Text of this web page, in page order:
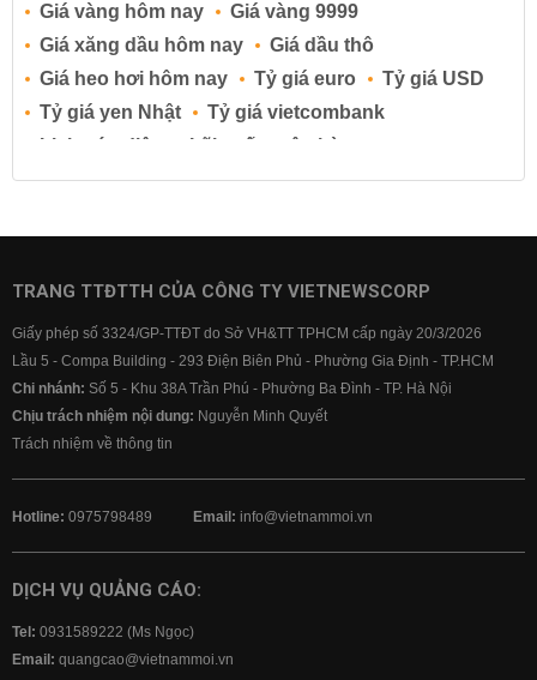
Giá vàng hôm nay
Giá vàng 9999
Giá xăng dầu hôm nay
Giá dầu thô
Giá heo hơi hôm nay
Tỷ giá euro
Tỷ giá USD
Tỷ giá yen Nhật
Tỷ giá vietcombank
Lịch cúp điện
Lãi suất ngân hàng
Lãi suất tiết kiệm
Lãi suất tiền gửi
Lãi suất ngân hàng BIDV
Lãi suất ngân hàng Vietcombank
TRANG TTĐTTH CỦA CÔNG TY VIETNEWSCORP
Giấy phép số 3324/GP-TTĐT do Sở VH&TT TPHCM cấp ngày 20/3/2026
Lầu 5 - Compa Building - 293 Điện Biên Phủ - Phường Gia Định - TP.HCM
Chi nhánh: Số 5 - Khu 38A Trần Phú - Phường Ba Đình - TP. Hà Nội
Chịu trách nhiệm nội dung: Nguyễn Minh Quyết
Trách nhiệm về thông tin
Hotline: 0975798489 Email: info@vietnammoi.vn
DỊCH VỤ QUẢNG CÁO:
Tel: 0931589222 (Ms Ngọc)
Email: quangcao@vietnammoi.vn